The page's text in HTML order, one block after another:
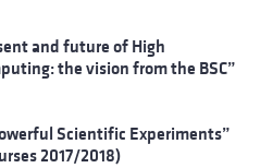
and future of High
the vision from the BSC”
Scientific Experiments”
2017/2018)